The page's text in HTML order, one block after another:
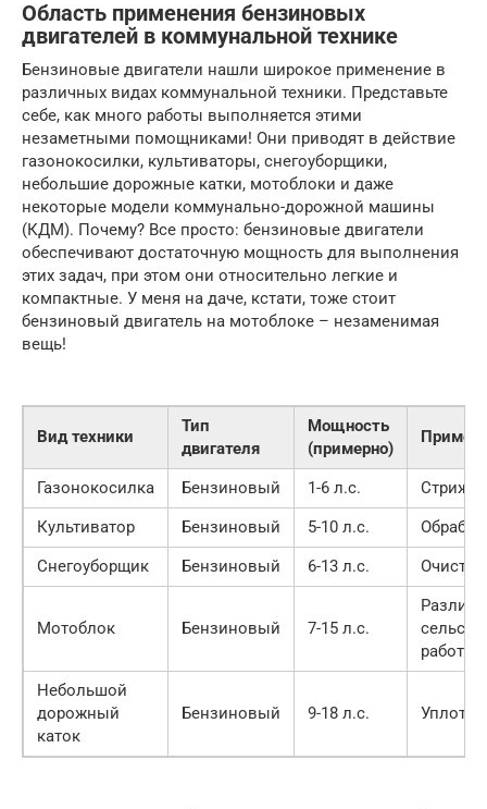
Область применения бензиновых
двигателей в коммунальной технике
Бензиновые двигатели нашли широкое применение в
различных видах коммунальной техники. Представьте
себе, как много работы выполняется этими
незаметными помощниками! Они приводят в действие
газонокосилки, культиваторы, снегоуборщики,
небольшие дорожные катки, мотоблоки и даже
некоторые модели коммунально-дорожной машины
(КДМ). Почему? Все просто: бензиновые двигатели
обеспечивают достаточную мощность для выполнения
этих задач, при этом они относительно легкие и
компактные. У меня на даче, кстати, тоже стоит
бензиновый двигатель на мотоблоке – незаменимая
вещь!
Вид техники
Тип
двигателя
Мощность
(примерно)
Газонокосилка Бензиновый 1-6 л.с.
Культиватор
Бензиновый 5-10 л.с.
Снегоуборщик
Бензиновый 6-13 л.с. Очистка
Мотоблок Бензиновый 7-15 л.с.
работы
Небольшой
дорожный
каток
Бензиновый 9-18 л.с.